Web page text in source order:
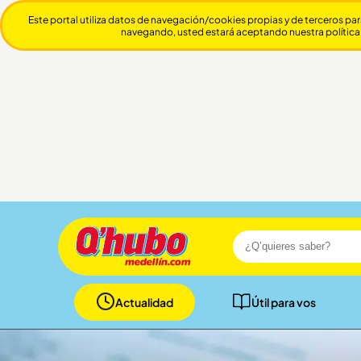
Actualidad Útil para vos
Este portal utiliza datos de navegación/cookies propias y de terceros
navegando, usted estará aceptando nuestra